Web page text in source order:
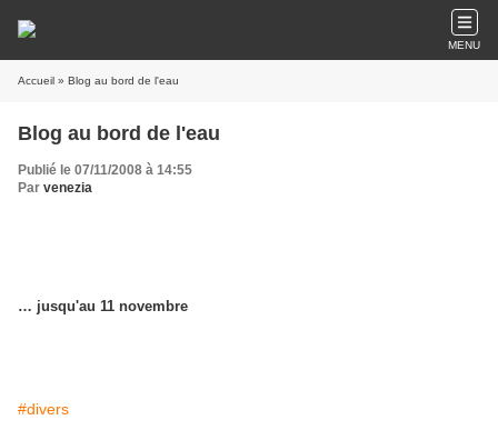
MENU
Accueil » Blog au bord de l'eau
Blog au bord de l'eau
Publié le 07/11/2008 à 14:55
Par venezia
… jusqu'au 11 novembre
#divers